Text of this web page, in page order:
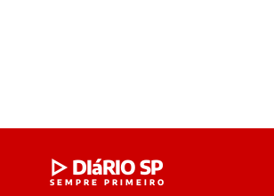
▷ DIáRIO SP
SEMPRE PRIMEIRO